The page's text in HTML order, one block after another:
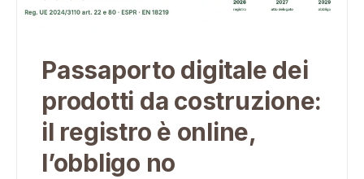
Passaporto digitale dei
prodotti da costruzione:
il registro è online,
l’obbligo no